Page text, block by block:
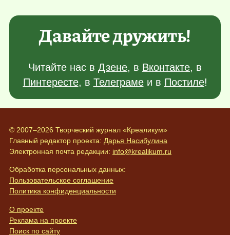
Давайте дружить!
Читайте нас в Дзене, в Вконтакте, в
Пинтересте, в Телеграмеи в Постиле!
© 2007–2026 Творческий журнал «Креаликум»
Главный редактор проекта: Дарья Насибулина
Электронная почта редакции: info@krealikum.ru
Обработка персональных данных:
Пользовательское соглашение
Политика конфиденциальности
О проекте
Реклама на проекте
Поиск по сайту